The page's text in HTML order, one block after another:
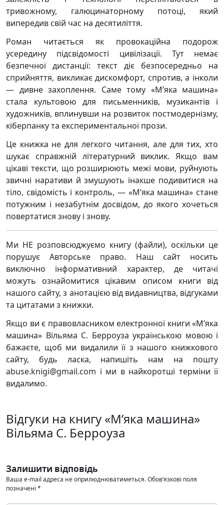
тривожному, галюцинаторному потоці, який
випередив свій час на десятиліття.
Роман читається як провокаційна подорож
усередину підсвідомості цивілізації. Тут немає
безпечної дистанції: текст діє безпосередньо на
сприйняття, викликає дискомфорт, спротив, а інколи
— дивне захоплення. Саме тому «М’яка машина»
стала культовою для письменників, музикантів і
художників, вплинувши на розвиток постмодернізму,
кіберпанку та експериментальної прози.
Це книжка не для легкого читання, але для тих, хто
шукає справжній літературний виклик. Якщо вам
цікаві тексти, що розширюють межі мови, руйнують
звичні наративи й змушують інакше подивитися на
тіло, свідомість і контроль, — «М’яка машина» стане
потужним і незабутнім досвідом, до якого хочеться
повертатися знову і знову.
Ми НЕ розповсюджуємо книгу (файли), оскільки це
порушує Авторське право. Наш сайт носить
виключно інформативний характер, де читачі
можуть ознайомитися цікавим описом книги від
нашого сайту, з анотацією від видавництва, відгуками
та цитатами з книжки.
Якщо ви є правовласником електронної книги «М’яка
машина» Вільяма С. Берроуза українською мовою і
бажаєте, щоб ми видалили її з нашого книжкового
сайту, будь ласка, напишіть нам на пошту
abuse.knigi@gmail.com і ми в найкоротші терміни її
видалимо.
Відгуки на книгу «М’яка машина»
Вільяма С. Берроуза
Залишити відповідь
Ваша e-mail адреса не оприлюднюватиметься.Обов’язкові поля
позначені *